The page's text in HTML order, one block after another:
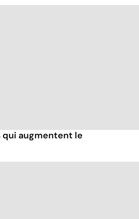
qui augmentent le